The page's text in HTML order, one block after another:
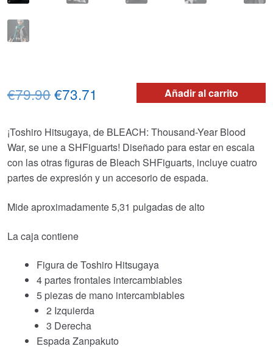
Añadir al carrito
€79.90El
original
era:
€79.90.
€73.71
actual
es:
€73.71.
¡Toshiro Hitsugaya, de BLEACH: Thousand-Year Blood
War, se une a SHFiguarts! Diseñado para estar en escala
con las otras figuras de Bleach SHFiguarts, incluye cuatro
partes de expresión y un accesorio de espada.
Mide aproximadamente 5,31 pulgadas de alto
La caja contiene
Figura de Toshiro Hitsugaya
4 partes frontales intercambiables
5 piezas de mano intercambiables
2 Izquierda
3 Derecha
Espada Zanpakuto